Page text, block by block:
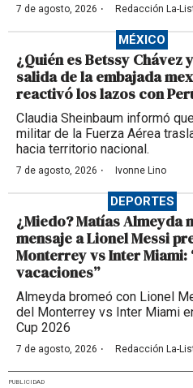
7 de agosto, 2026 · Redacción La-
MÉXICO
¿Quién es Betssy Chávez
salida de la embajada
reactivó los lazos con
Claudia Sheinbaum informó
militar de la Fuerza Aérea
hacia territorio nacional.
7 de agosto, 2026 · Ivonne Lino
DEPORTES
¿Miedo? Matías Almeyda
mensaje a Lionel Messi
Monterrey vs Inter Miami:
vacaciones”
Almeyda bromeó con Lionel
del Monterrey vs Inter Miami
Cup 2026
7 de agosto, 2026 · Redacción La-
PUBLICIDAD